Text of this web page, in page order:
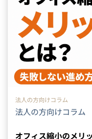
法人の方向けコラム
法人の方向けコラム
オフィス縮小のメリ